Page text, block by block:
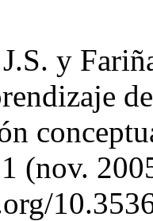
y
(nov.